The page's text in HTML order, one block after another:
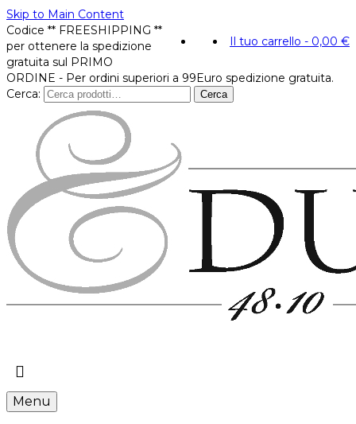
Skip to Main Content
Il tuo carrello - 0,00 €
Codice ** FREESHIPPING **
per ottenere la spedizione
gratuita sul PRIMO
ORDINE - Per ordini superiori a 99Euro spedizione gratuita.
Cerca:
Cerca
Menu